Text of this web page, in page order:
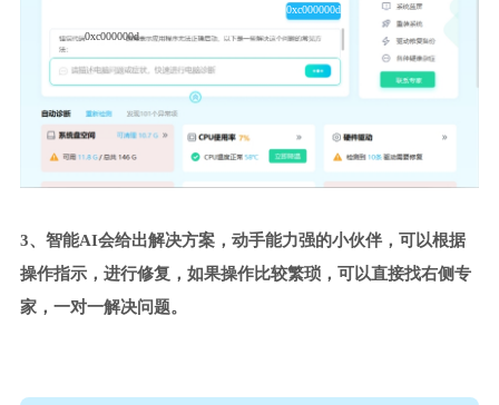
0xc000000d
0xc000000d
3、智能AI会给出解决方案，动手能力强的小伙伴，可以根据
操作指示，进行修复，如果操作比较繁琐，可以直接找右侧专
家，一对一解决问题。